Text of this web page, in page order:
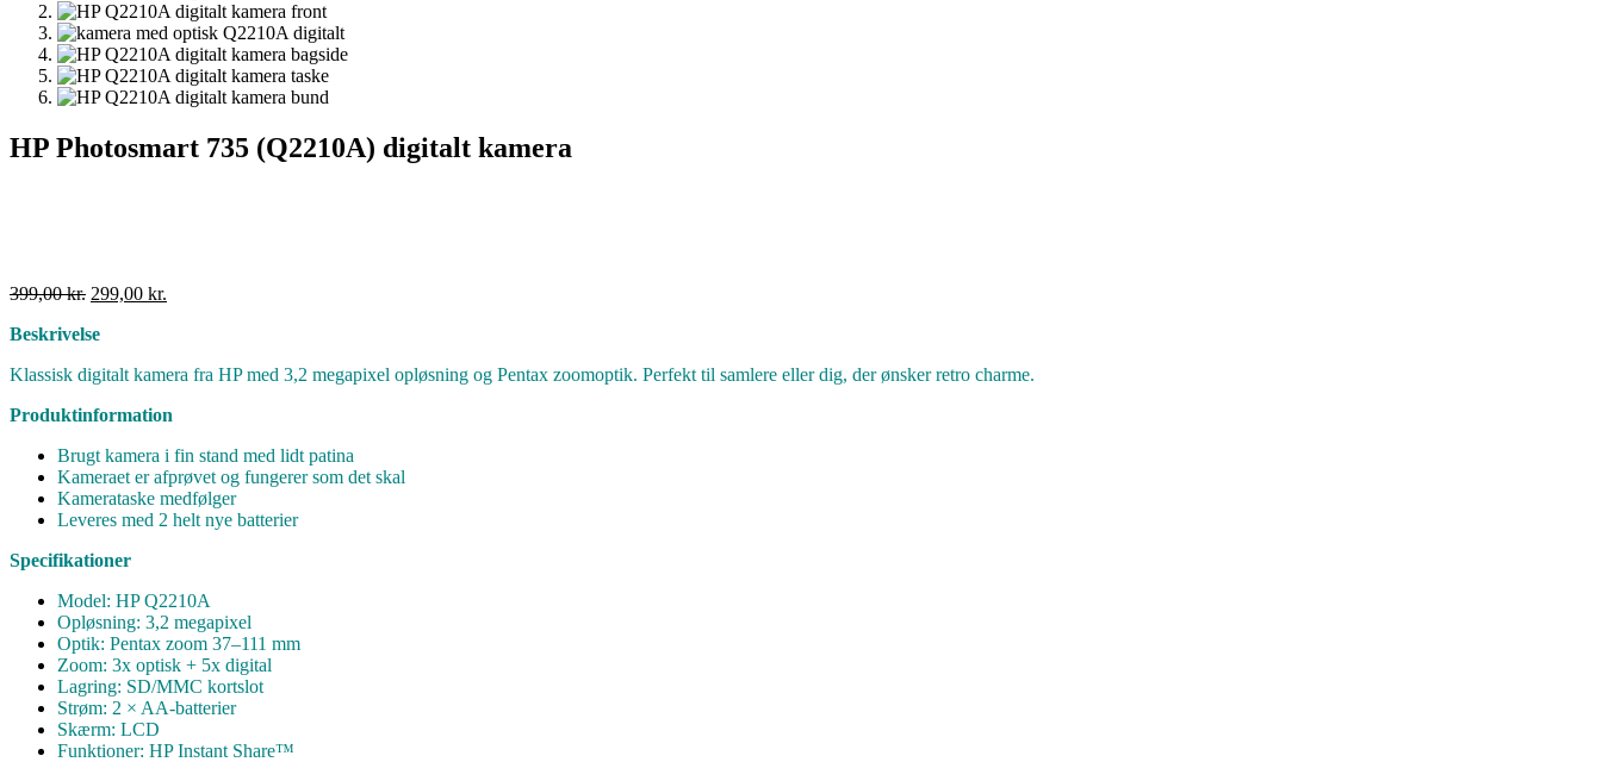
HP Photosmart 735 (Q2210A) digitalt kamera
399,00kr. Den
pris
399,00 kr..
299,00 kr.
299,00 kr..
Beskrivelse
Klassisk digitalt kamera fra HP med 3,2 megapixel opløsning og Pentax zoomoptik. Perfekt til samlere eller dig, der ønsker retro charme.
Produktinformation
Brugt kamera i fin stand med lidt patina
Kameraet er afprøvet og fungerer som det skal
Kamerataske medfølger
Leveres med 2 helt nye batterier
Specifikationer
Model: HP Q2210A
Opløsning: 3,2 megapixel
Optik: Pentax zoom 37–111 mm
Zoom: 3x optisk + 5x digital
Lagring: SD/MMC kortslot
Strøm: 2 × AA-batterier
Skærm: LCD
Funktioner: HP Instant Share™